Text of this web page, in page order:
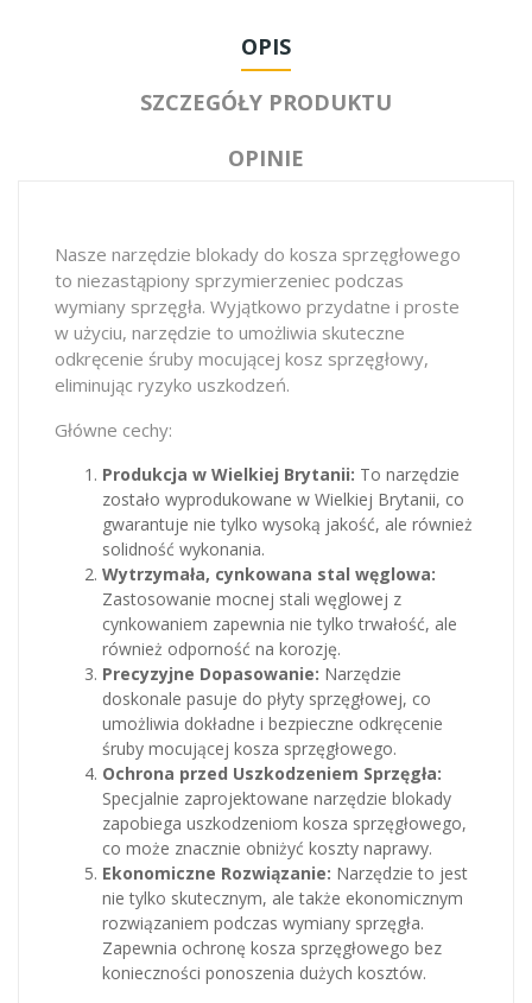
OPIS
SZCZEGÓŁY PRODUKTU
OPINIE
Nasze narzędzie blokady do kosza sprzęgłowego
to niezastąpiony sprzymierzeniec podczas
wymiany sprzęgła. Wyjątkowo przydatne i proste
w użyciu, narzędzie to umożliwia skuteczne
odkręcenie śruby mocującej kosz sprzęgłowy,
eliminując ryzyko uszkodzeń.
Główne cechy:
Produkcja w Wielkiej Brytanii: To narzędzie
zostało wyprodukowane w Wielkiej Brytanii, co
gwarantuje nie tylko wysoką jakość, ale również
solidność wykonania.
Wytrzymała, cynkowana stal węglowa:
Zastosowanie mocnej stali węglowej z
cynkowaniem zapewnia nie tylko trwałość, ale
również odporność na korozję.
Precyzyjne Dopasowanie: Narzędzie
doskonale pasuje do płyty sprzęgłowej, co
umożliwia dokładne i bezpieczne odkręcenie
śruby mocującej kosza sprzęgłowego.
Ochrona przed Uszkodzeniem Sprzęgła:
Specjalnie zaprojektowane narzędzie blokady
zapobiega uszkodzeniom kosza sprzęgłowego,
co może znacznie obniżyć koszty naprawy.
Ekonomiczne Rozwiązanie: Narzędzie to jest
nie tylko skutecznym, ale także ekonomicznym
rozwiązaniem podczas wymiany sprzęgła.
Zapewnia ochronę kosza sprzęgłowego bez
konieczności ponoszenia dużych kosztów.